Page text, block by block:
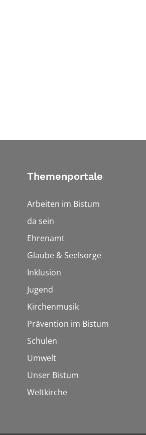
Themenportale
Arbeiten im Bistum
da sein
Ehrenamt
Glaube & Seelsorge
Inklusion
Jugend
Kirchenmusik
Prävention im Bistum
Schulen
Umwelt
Unser Bistum
Weltkirche